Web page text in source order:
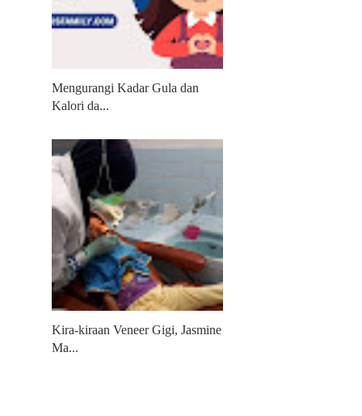
Mengurangi Kadar Gula dan
Kalori da...
Kira-kiraan Veneer Gigi, Jasmine
Ma...